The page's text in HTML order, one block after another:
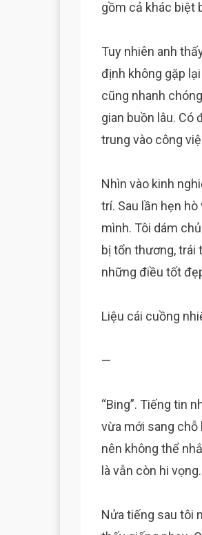
gồm cả khác biệt
Tuy nhiên anh
định không gặp
cũng nhanh
gian buồn lâu. Có
trung vào công
Nhìn vào kinh
trí. Sau lần hẹn
mình. Tôi dám
bị tổn thương, trái
những điều tốt
Liệu cái cuồng
—
“Bing”. Tiếng tin
vừa mới sang chỗ
nên không thể
là vẫn còn hi vọng.
Nửa tiếng sau tôi